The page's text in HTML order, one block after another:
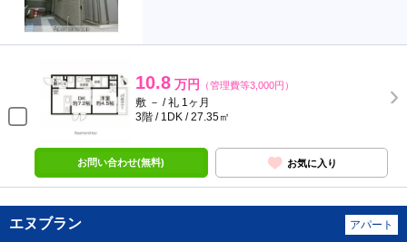
10.8 万円 （管理費等3,000円）
敷 － / 礼 1ヶ月
3階 / 1DK / 27.35㎡
お問い合わせ(無料) お気に入り
エヌブラン アパート